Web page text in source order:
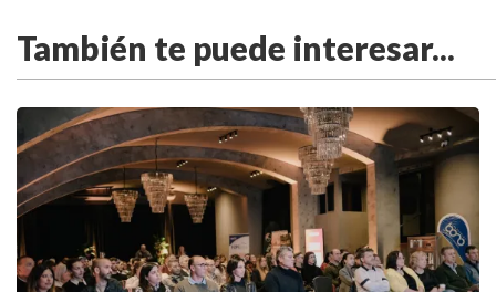
También te puede interesar...